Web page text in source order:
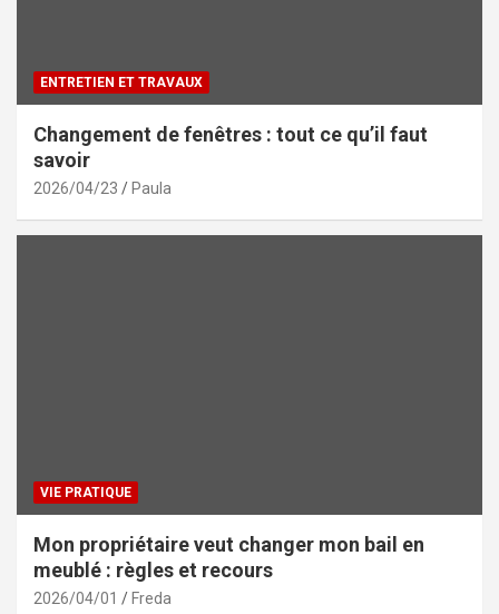
ENTRETIEN ET TRAVAUX
Changement de fenêtres : tout ce qu’il faut
savoir
2026/04/23 Paula
VIE PRATIQUE
Mon propriétaire veut changer mon bail en
meublé : règles et recours
2026/04/01 Freda